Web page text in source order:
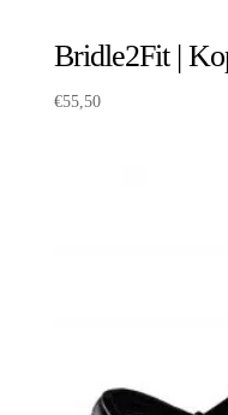
Bridle2Fit |
€55,50